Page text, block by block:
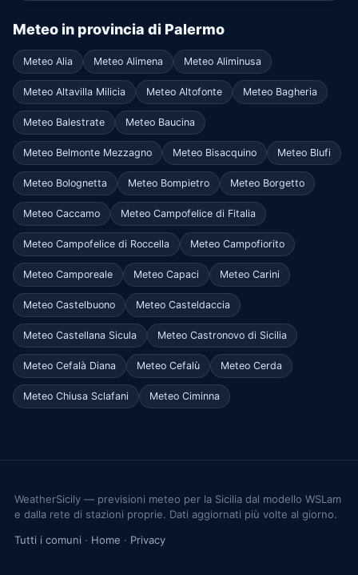
Meteo in provincia di Palermo
Meteo Alia Meteo Alimena Meteo Aliminusa
Meteo Altavilla Milicia Meteo Altofonte Meteo Bagheria
Meteo Balestrate Meteo Baucina
Meteo Belmonte Mezzagno Meteo Bisacquino Meteo Blufi
Meteo Bolognetta Meteo Bompietro Meteo Borgetto
Meteo Caccamo Meteo Campofelice di Fitalia
Meteo Campofelice di Roccella Meteo Campofiorito
Meteo Camporeale Meteo Capaci Meteo Carini
Meteo Castelbuono Meteo Casteldaccia
Meteo Castellana Sicula Meteo Castronovo di Sicilia
Meteo Cefalà Diana Meteo Cefalù Meteo Cerda
Meteo Chiusa Sclafani Meteo Ciminna
WeatherSicily — previsioni meteo per la Sicilia dal modello WSLam
e dalla rete di stazioni proprie. Dati aggiornati più volte al giorno.
Tutti i comuni · Home · Privacy